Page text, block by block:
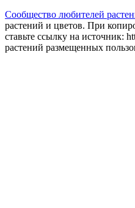
Сообщество любителей
растений и цветов. При
ставьте ссылку на источник:
растений размещенных